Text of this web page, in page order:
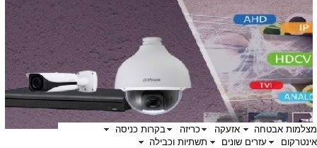
מצלמות אבטחה אזעקה כריזה
בקרות כניסה
אינטרקום
עזרים שונים
תשתיות וכבילה